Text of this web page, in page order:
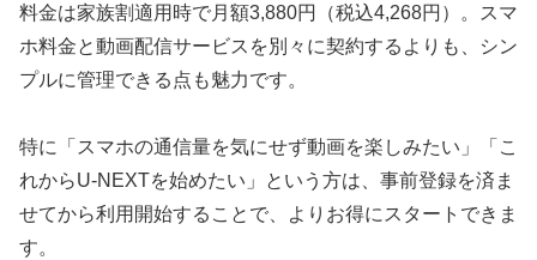
料金は家族割適用時で月額3,880円（税込4,268円）。スマ
ホ料金と動画配信サービスを別々に契約するよりも、シン
プルに管理できる点も魅力です。
特に「スマホの通信量を気にせず動画を楽しみたい」「こ
れからU-NEXTを始めたい」という方は、事前登録を済ま
せてから利用開始することで、よりお得にスタートできま
す。